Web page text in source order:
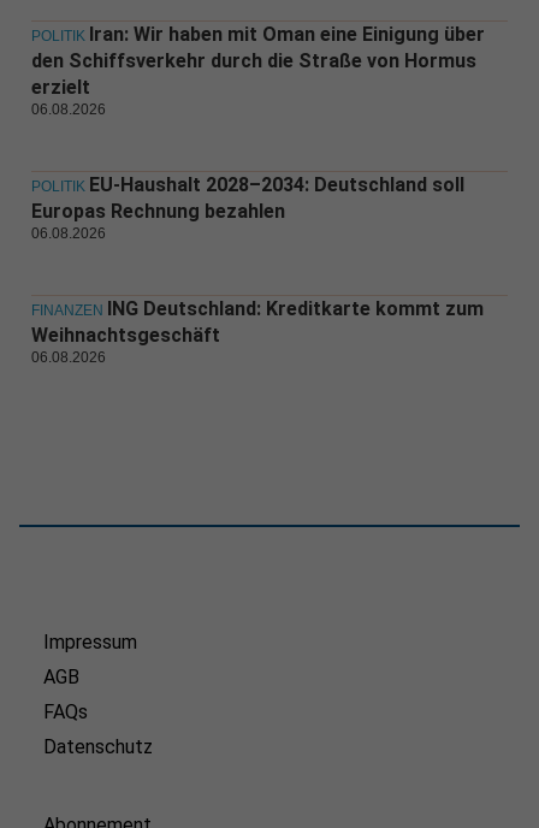
POLITIK Iran: Wir haben mit Oman eine Einigung über
den Schiffsverkehr durch die Straße von Hormus
erzielt
06.08.2026
POLITIK EU-Haushalt 2028–2034: Deutschland soll
Europas Rechnung bezahlen
06.08.2026
FINANZEN ING Deutschland: Kreditkarte kommt zum
Weihnachtsgeschäft
06.08.2026
Impressum
AGB
FAQs
Datenschutz